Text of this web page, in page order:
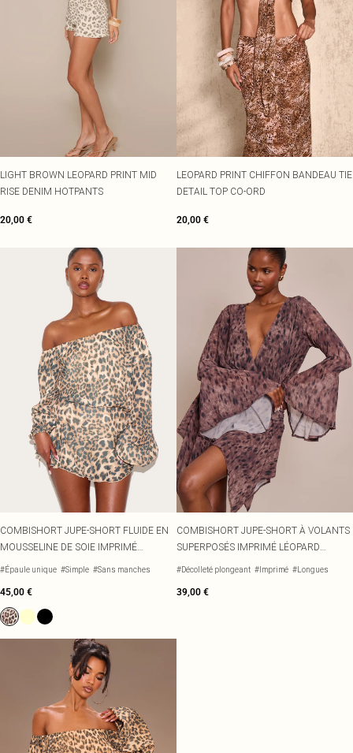
LIGHT BROWN LEOPARD PRINT MID
RISE DENIM HOTPANTS
20,00 €
LEOPARD PRINT CHIFFON BANDEAU TIE
DETAIL TOP CO-ORD
20,00 €
COMBISHORT JUPE-SHORT FLUIDE EN
MOUSSELINE DE SOIE IMPRIMÉ
LÉOPARD À ÉPAULE DÉNUDÉE
#Épaule unique #Simple #Sans manches
45,00 €
COMBISHORT JUPE-SHORT À VOLANTS
SUPERPOSÉS IMPRIMÉ LÉOPARD
MARRON
#Décolleté plongeant #Imprimé #Longues
39,00 €